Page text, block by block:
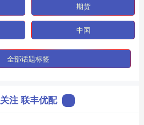
期货
中国
全部话题标签
关注 联丰优配